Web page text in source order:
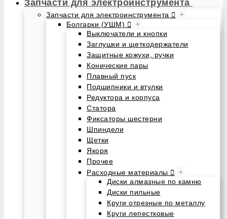
Запчасти для электроинструмента
Запчасти для электроинструмента +
Болгарки (УШМ) +
Выключатели и кнопки
Заглушки и щеткодержатели
Защитные кожухи, ручки
Конические пары
Плавный пуск
Подшипники и втулки
Редуктора и корпуса
Статора
Фиксаторы шестерни
Шпиндели
Щетки
Якоря
Прочее
Расходные материалы
+
Диски алмазные по камню
Диски пильные
Круги отрезные по металлу
Круги лепестковые